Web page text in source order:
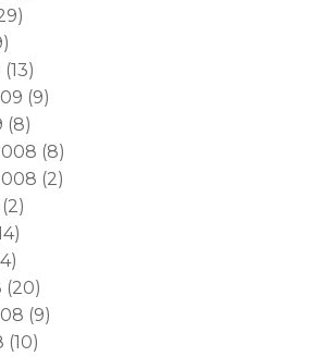
(13)
(9)
(8)
(8)
(2)
(2)
(20)
(9)
(10)